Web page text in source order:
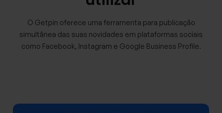
O Getpin oferece uma ferramenta para publicação
simultânea das suas novidades em plataformas sociais
como Facebook, Instagram e Google Business Profile.